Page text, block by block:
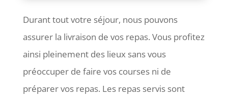
Durant tout votre séjour, nous pouvons
assurer la livraison de vos repas. Vous profitez
ainsi pleinement des lieux sans vous
préoccuper de faire vos courses ni de
préparer vos repas. Les repas servis sont